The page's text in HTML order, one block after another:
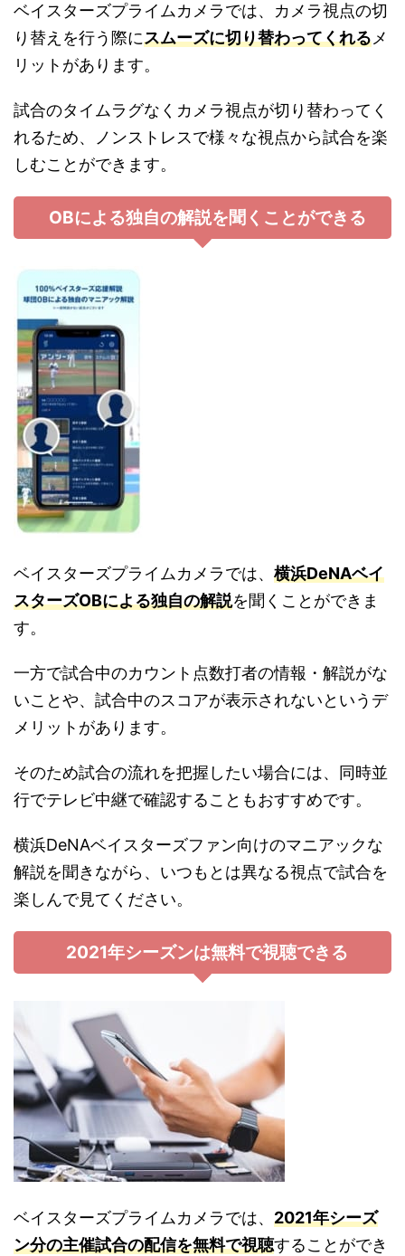
ベイスターズプライムカメラでは、カメラ視点の切
り替えを行う際にスムーズに切り替わってくれるメ
リットがあります。
試合のタイムラグなくカメラ視点が切り替わってく
れるため、ノンストレスで様々な視点から試合を楽
しむことができます。
OBによる独自の解説を聞くことができる
ベイスターズプライムカメラでは、 横浜DeNAベイ
スターズOBによる独自の解説を聞くことができま
す。
一方で試合中のカウント点数打者の情報・解説がな
いことや、試合中のスコアが表示されないというデ
メリットがあります。
そのため試合の流れを把握したい場合には、同時並
行でテレビ中継で確認することもおすすめです。
横浜DeNAベイスターズファン向けのマニアックな
解説を聞きながら、いつもとは異なる視点で試合を
楽しんで見てください。
2021年シーズンは無料で視聴できる
ベイスターズプライムカメラでは、 2021年シーズ
ン分の主催試合の配信を無料で視聴することができ